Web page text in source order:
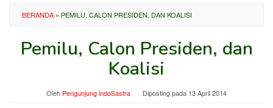
BERANDA » PEMILU, CALON PRESIDEN, DAN KOALISI
Pemilu, Calon Presiden, dan
Koalisi
Oleh Pengunjung indoSastra Diposting pada 13 April 2014